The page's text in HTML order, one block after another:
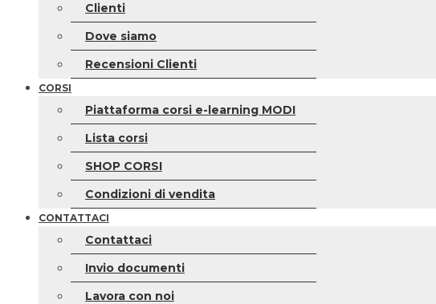
Clienti
Dove siamo
Recensioni Clienti
CORSI
Piattaforma corsi e-learning MODI
Lista corsi
SHOP CORSI
Condizioni di vendita
CONTATTACI
Contattaci
Invio documenti
Lavora con noi